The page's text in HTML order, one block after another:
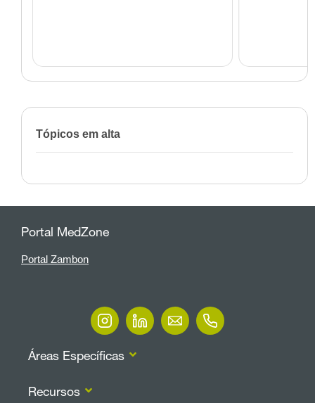
Tópicos em alta
Portal MedZone
Portal Zambon
Áreas Específicas
Recursos